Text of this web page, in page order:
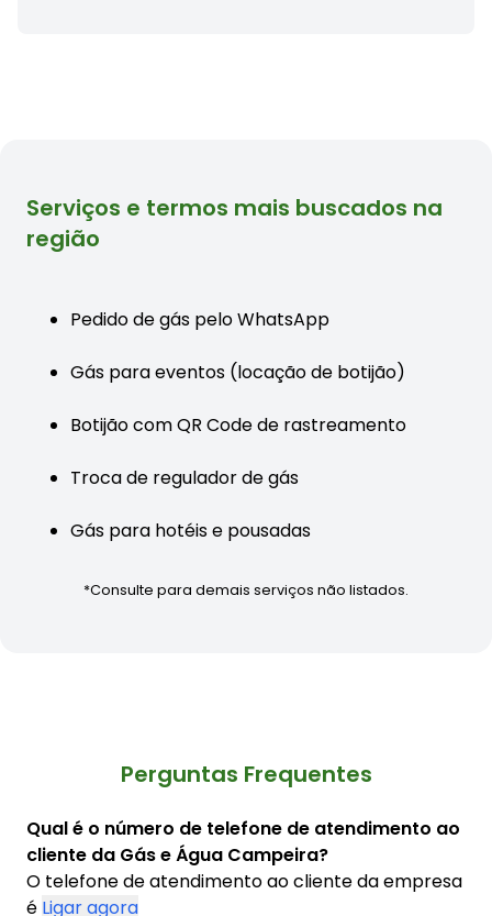
Serviços e termos mais buscados na
região
Pedido de gás pelo WhatsApp
Gás para eventos (locação de botijão)
Botijão com QR Code de rastreamento
Troca de regulador de gás
Gás para hotéis e pousadas
*Consulte para demais serviços não listados.
Perguntas Frequentes
Qual é o número de telefone de atendimento ao
cliente da Gás e Água Campeira?
O telefone de atendimento ao cliente da empresa
é Ligar agora